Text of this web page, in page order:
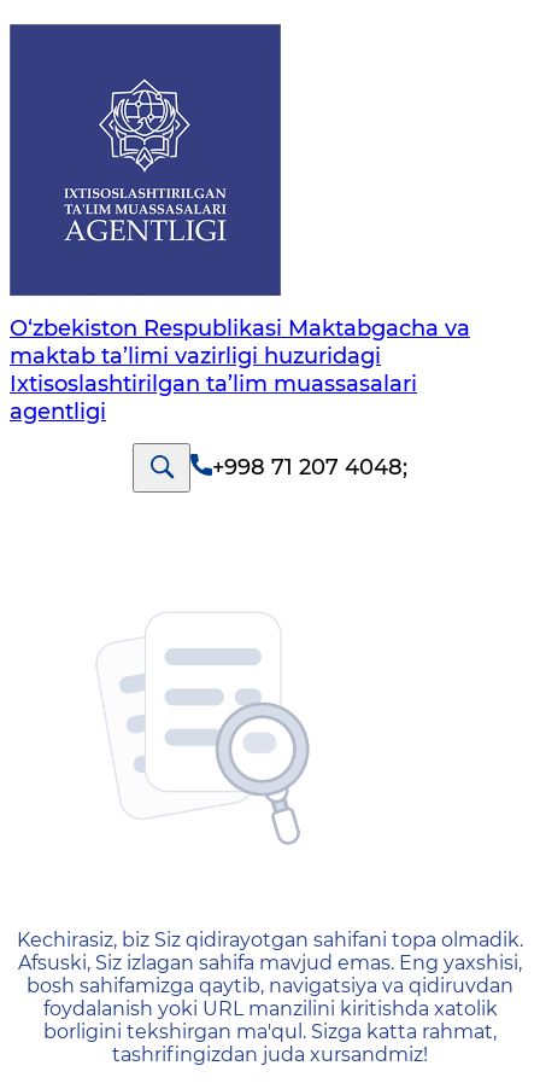
O‘zbekiston Respublikasi Maktabgacha va
maktab ta’limi vazirligi huzuridagi
Ixtisoslashtirilgan ta’lim muassasalari
agentligi
+998 71 207 4048;
404 — Страница не
Kechirasiz, biz Siz qidirayotgan sahifani topa olmadik.
Afsuski, Siz izlagan sahifa mavjud emas. Eng yaxshisi,
bosh sahifamizga qaytib, navigatsiya va qidiruvdan
foydalanish yoki URL manzilini kiritishda xatolik
borligini tekshirgan ma'qul. Sizga katta rahmat,
tashrifingizdan juda xursandmiz!